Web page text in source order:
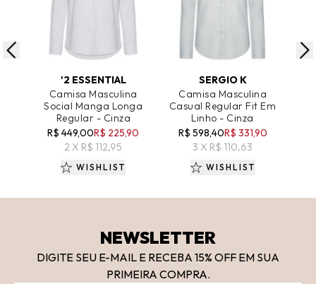
ADICIONAR AO CARRINHO
'2 ESSENTIAL
Camisa Masculina
Social Manga Longa
Regular - Cinza
R$ 449,00R$ 225,90
2 X R$ 112,95
WISHLIST
ADICIONAR AO CARRINHO
SERGIO K
Camisa Masculina
Casual Regular Fit Em
Linho - Cinza
R$ 598,40R$ 331,90
3 X R$ 110,63
WISHLIST
NEWSLETTER
DIGITE SEU E-MAIL E RECEBA 15% OFF EM SUA
PRIMEIRA COMPRA.